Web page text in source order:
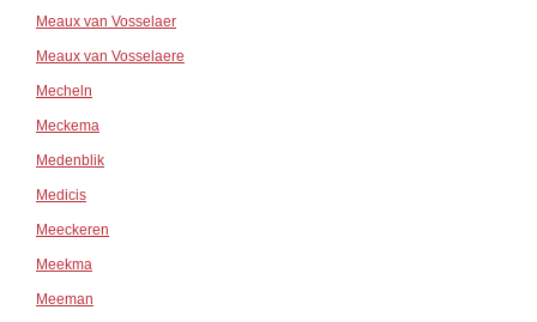
Meaux van Vosselaer
Meaux van Vosselaere
Mecheln
Meckema
Medenblik
Medicis
Meeckeren
Meekma
Meeman